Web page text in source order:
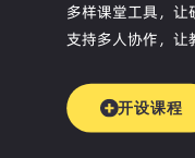
多样课堂工具，让
支持多人协作，让
开设课程